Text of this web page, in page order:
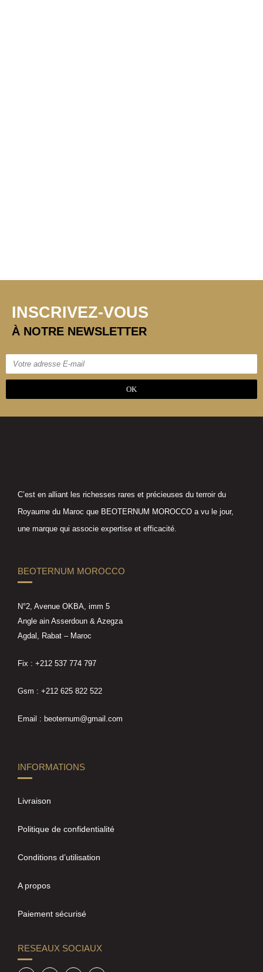
INSCRIVEZ-VOUS
À NOTRE NEWSLETTER
OK
C’est en alliant les richesses rares et précieuses du terroir du
Royaume du Maroc que BEOTERNUM MOROCCO a vu le jour,
une marque qui associe expertise et efficacité.
BEOTERNUM MOROCCO
N°2, Avenue OKBA, imm 5
Angle ain Asserdoun & Azegza
Agdal, Rabat – Maroc
Fix : +212 537 774 797
Gsm : +212 625 822 522
Email : beoternum@gmail.com
INFORMATIONS
Livraison
Politique de confidentialité
Conditions d’utilisation
A propos
Paiement sécurisé
RESEAUX SOCIAUX